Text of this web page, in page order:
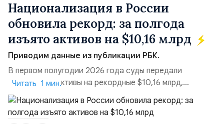
Национализация в России
обновила рекорд: за полгода
изъято активов на $10,16 млрд
Приводим данные из публикации РБК.
В первом полугодии 2026 года суды передали
государству активы на рекордные $10,16 млрд,
подсчитали аналитики AK&M. Это в 2,5 раза больше,
чем за аналогичный период 2025 года ($3,95 млрд).
Всего зафиксировано 15 национализационных
Читать 1 мин.